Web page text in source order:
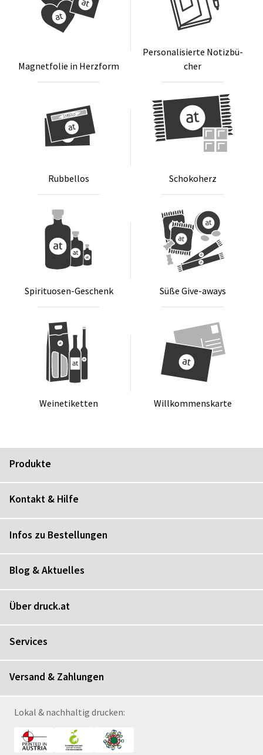
Ma­gnet­fo­lie in Herz­form
Per­so­na­li­sier­te No­tiz­bü­
cher
Rub­bel­los Scho­koh­erz
Spi­ri­tuo­sen-Ge­schenk Sü­ße Gi­ve-aways
Wei­ne­ti­ket­ten Will­kom­mens­kar­te
Produkte
Kontakt & Hilfe
Infos zu Bestellungen
Blog & Aktuelles
Über druck.at
Services
Versand & Zahlungen
Lokal & nachhaltig drucken: